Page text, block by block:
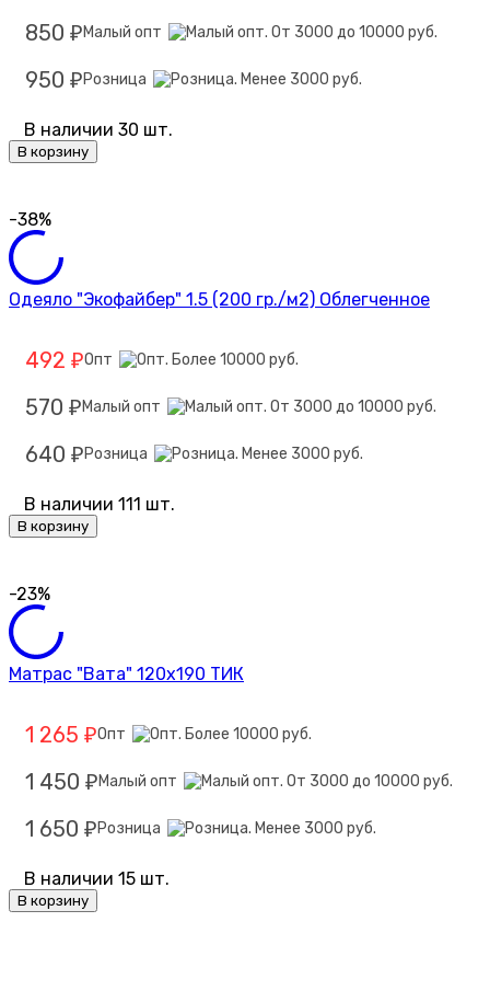
850 ₽ Малый опт
950 ₽ Розница
В наличии 30 шт.
В корзину
-38%
Одеяло "Экофайбер" 1.5 (200 гр./м2) Облегченное
492 ₽Опт
570 ₽ Малый опт
640 ₽ Розница
В наличии 111 шт.
В корзину
-23%
Матрас "Вата" 120х190 ТИК
1 265 ₽Опт
1 450 ₽ Малый опт
1 650 ₽ Розница
В наличии 15 шт.
В корзину